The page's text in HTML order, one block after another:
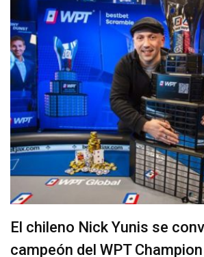
El chileno Nick Yunis se
campeón del WPT